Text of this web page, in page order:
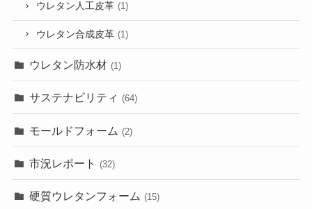
ウレタン人工皮革 (1)
ウレタン合成皮革 (1)
ウレタン防水材 (1)
サステナビリティ (64)
モールドフォーム (2)
市況レポート (32)
硬質ウレタンフォーム (15)